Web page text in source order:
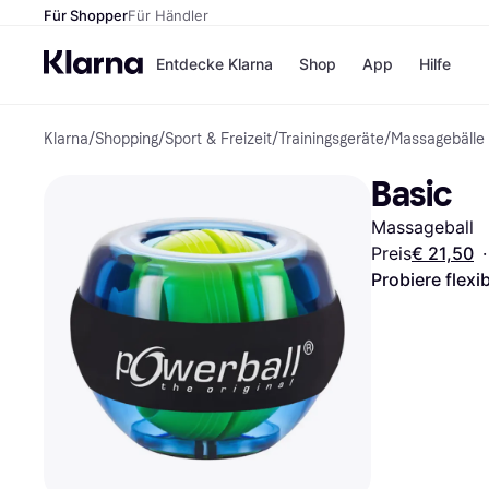
Für ShopperFür Händler
Entdecke Klarna
Zahlungsmethoden
Sofort bezahlen
Bezahle in 3
Teilzahlungen
Bezahle in bis zu 30
Tagen
Ratenzahlung
Shop
Shops
H&M
Temu
App Hilfe
Klarna/Shopping/Sport & Freizeit/Trainingsgeräte/Massagebälle
Basic
Massageball
Preis€ 21,50 ·
Probiere